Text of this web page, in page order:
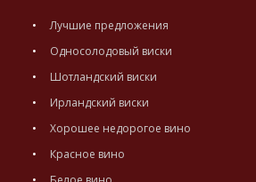
Лучшие предложения
Односолодовый виски
Шотландский виски
Ирландский виски
Хорошее недорогое вино
Красное вино